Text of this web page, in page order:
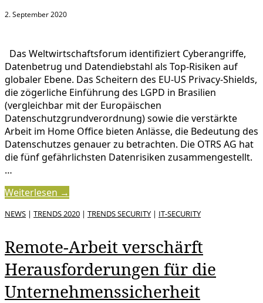
2. September 2020
Das Weltwirtschaftsforum identifiziert Cyberangriffe,
Datenbetrug und Datendiebstahl als Top-Risiken auf
globaler Ebene. Das Scheitern des EU-US Privacy-Shields,
die zögerliche Einführung des LGPD in Brasilien
(vergleichbar mit der Europäischen
Datenschutzgrundverordnung) sowie die verstärkte
Arbeit im Home Office bieten Anlässe, die Bedeutung des
Datenschutzes genauer zu betrachten. Die OTRS AG hat
die fünf gefährlichsten Datenrisiken zusammengestellt.
…
Weiterlesen →
NEWS | TRENDS 2020 | TRENDS SECURITY | IT-SECURITY
Remote-Arbeit verschärft
Herausforderungen für die
Unternehmenssicherheit